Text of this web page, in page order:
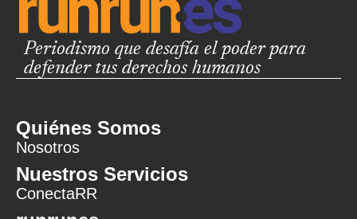
Periodismo que desafía el poder para
defender tus derechos humanos
Quiénes Somos
Nosotros
Nuestros Servicios
ConectaRR